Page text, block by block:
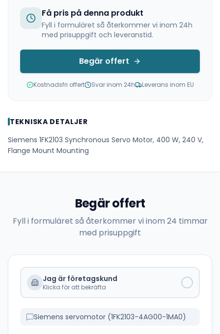
Få pris på denna produkt
Fyll i formuläret så återkommer vi inom 24h
med prisuppgift och leveranstid.
Begär offert
Kostnadsfri offert Svar inom 24h Leverans inom EU
TEKNISKA DETALJER
Siemens 1FK2103 Synchronous Servo Motor, 400 W, 240 V,
Flange Mount Mounting
Begär offert
Fyll i formuläret så återkommer vi inom 24 timmar
med prisuppgift
Jag är företagskund
Klicka för att bekräfta
Siemens servomotor (1FK2103-4AG00-1MA0)